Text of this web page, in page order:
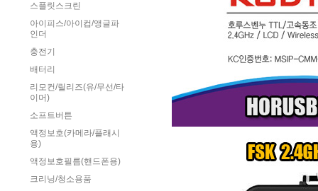
스플릿스크린
아이피스/아이컵/앵글파
인더
충전기
배터리
리모컨/릴리즈(유/무선/타
이머)
소프트버튼
액정보호(카메라/플래시
용)
액정보호필름(핸드폰용)
크리닝/청소용품